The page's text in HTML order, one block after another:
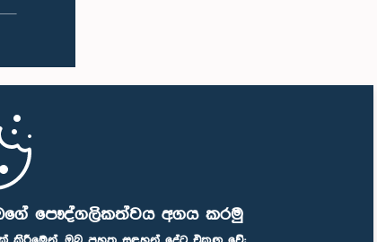
පෞද්ගලිකත්වය අගය කරමු